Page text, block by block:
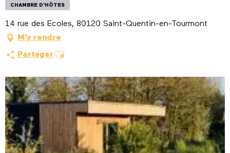
CHAMBRE D'HÔTES
14 rue des Ecoles, 80120 Saint-Quentin-en-Tourmont
M'y rendre
Partager Ajouter aux favoris